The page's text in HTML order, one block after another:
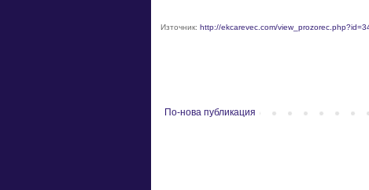
Източник: http://ekcarevec.com/
По-нова публикация